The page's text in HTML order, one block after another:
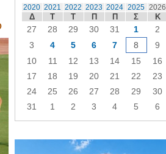
2020 2021 2022 2023 2024 2025 2026
Δ Τ Τ Π Π Σ Κ
27 28 29 30 31 1
2
3
4 5 6 7 8
9
10
11 12 13 14 15
16
17
18 19 20 21 22
23
24
25 26 27 28 29
30
31
1 2 3 4 5 6